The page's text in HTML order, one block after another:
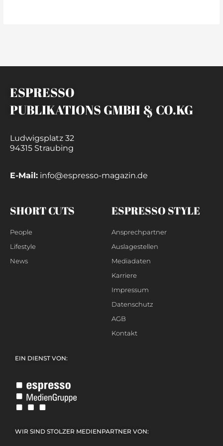
ESPRESSO
PUBLIKATIONS GMBH & CO.KG
Ludwigsplatz 32
94315 Straubing
E-Mail: info@espresso-magazin.de
SHORT CUTS
People
Lifestyle
News
ESPRESSO STYLE
Ansprechpartner
Auslagestellen
Mediadaten
Karriere
Impressum
Datenschutz
AGB
Kontakt
EIN DIENST VON:
WIR SIND STOLZER MEDIENPARTNER VON: